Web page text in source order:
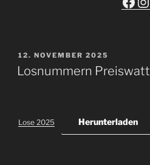
VERÖFFENTLICHT
AM
12. NOVEMBER 2025
Losnummern
Lose 2025 Herunterladen